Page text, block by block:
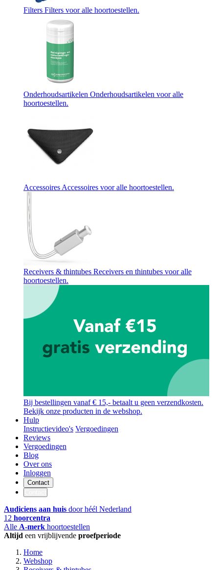
Filters Filters voor alle hoortoestellen.
Onderhoudsartikelen Onderhoudsartikelen voor alle
hoortoestellen.
AccessoiresAccessoires voor alle hoortoestellen.
Receivers & thintubes Receivers en thintubes voor alle
hoortoestellen.
Bij bestellingen vanaf € 15,- betaalt u geen verzendkosten.
Bekijk onze producten in de webshop.
Hulp
Instructievideo's Vergoedingen
Reviews
Vergoedingen
Blog
Over ons
Inloggen
Contact
Audiciens aan huis door héél Nederland
12 hoorcentra
Alle A-merk hoortoestellen
Altijd een vrijblijvende proefperiode
Home
Webshop